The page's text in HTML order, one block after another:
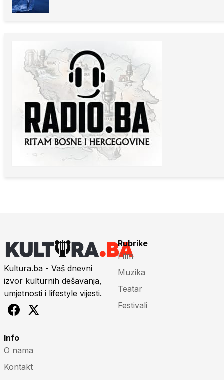
Kultura.ba - Vaš dnevni
izvor kulturnih dešavanja,
umjetnosti i lifestyle vijesti.
Rubrike
Film
Muzika
Teatar
Festivali
Info
O nama
Kontakt